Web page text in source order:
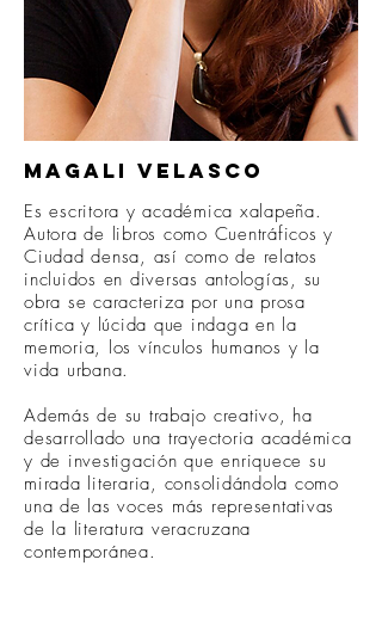
Magali Velasco
Es escritora y académica xalapeña.
Autora de libros como Cuentráficos y
Ciudad densa, así como de relatos
incluidos en diversas antologías, su
obra se caracteriza por una prosa
crítica y lúcida que indaga en la
memoria, los vínculos humanos y la
vida urbana.
Además de su trabajo creativo, ha
desarrollado una trayectoria académica
y de investigación que enriquece su
mirada literaria, consolidándola como
una de las voces más representativas
de la literatura veracruzana
contemporánea.